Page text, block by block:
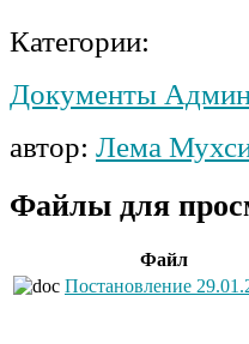
Категории:
Документы
автор: Лема
Файлы для
Файл
Постановление